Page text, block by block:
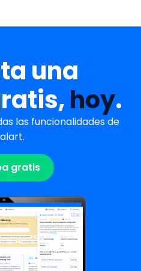
una
hoy.
las funcionalidades de
gratis